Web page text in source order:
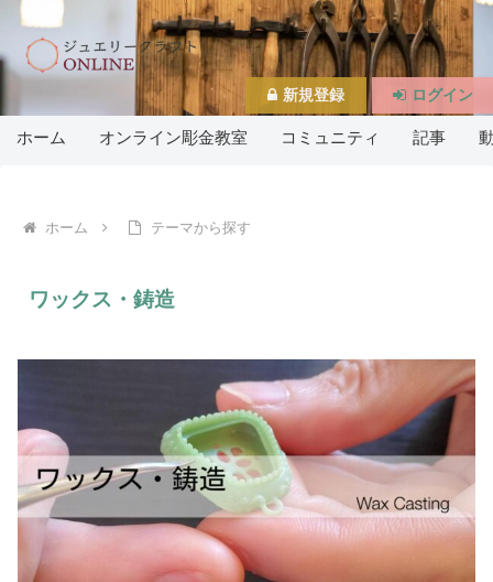
ホーム オンライン彫金教室 コミュニティ 記事
ホーム テーマから探す
ワックス・鋳造
新規登録 ログイン